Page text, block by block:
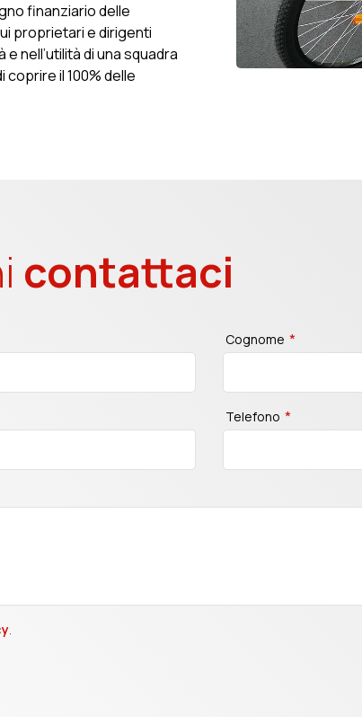
finanziario delle
proprietari e dirigenti
nell’utilità di una squadra
il 100% delle
contattaci
Cognome *
Telefono *
.